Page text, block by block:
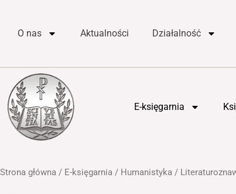
treściO nas Aktualności Działalność
E-księgarnia
Strona główna / E-księgarnia / Humanistyka /